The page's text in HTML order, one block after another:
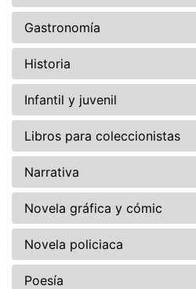
Gastronomía
Historia
Infantil y juvenil
Libros para coleccionistas
Narrativa
Novela gráfica y cómic
Novela policiaca
Poesía